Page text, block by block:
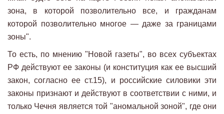
зона, в которой позволительно все, и гражданам
которой позволительно многое — даже за границами
зоны".
То есть, по мнению "Новой газеты", во всех субъектах
РФ действуют ее законы (и конституция как ее высший
закон, согласно ее ст.15), и российские силовики эти
законы признают и действуют в соответствии с ними, и
только Чечня является той "аномальной зоной", где они